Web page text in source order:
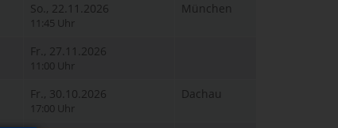
So., 22.11.2026
11:45 Uhr
München
Fr., 27.11.2026
11:00 Uhr
Fr., 30.10.2026
17:00 Uhr
Dachau